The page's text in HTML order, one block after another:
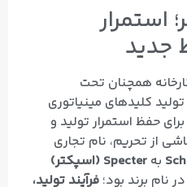
استمرار
جدید
همچنان تحت
کلیدهای مینیاتوری
داد. اما در سال ۱۴۰۱، برای حفظ استمرار تولید و
از تحریم، نام تجاری
به Specter (اسپکتر)
نام برند بود؛ فرآیند تولید،